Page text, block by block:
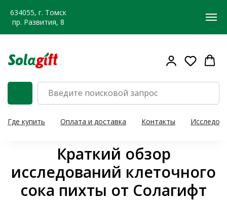
634055, г. Томск
пр. Развития, 8
Где купить Оплата и доставка Контакты
Краткий обзор
исследований клеточного
сока пихты от Солагифт